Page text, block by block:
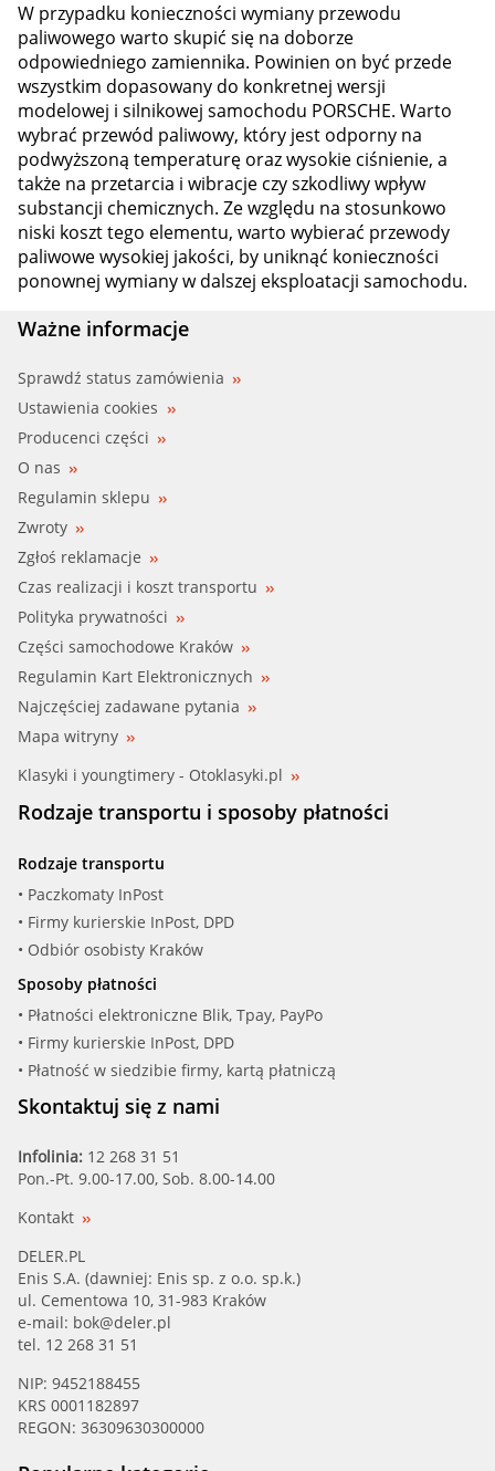
W przypadku konieczności wymiany przewodu
paliwowego warto skupić się na doborze
odpowiedniego zamiennika. Powinien on być przede
wszystkim dopasowany do konkretnej wersji
modelowej i silnikowej samochodu PORSCHE. Warto
wybrać przewód paliwowy, który jest odporny na
podwyższoną temperaturę oraz wysokie ciśnienie, a
także na przetarcia i wibracje czy szkodliwy wpływ
substancji chemicznych. Ze względu na stosunkowo
niski koszt tego elementu, warto wybierać przewody
paliwowe wysokiej jakości, by uniknąć konieczności
ponownej wymiany w dalszej eksploatacji samochodu.
Ważne informacje
Sprawdź status zamówienia
Ustawienia cookies
Producenci części
O nas
Regulamin sklepu
Zwroty
Zgłoś reklamacje
Czas realizacji i koszt transportu
Polityka prywatności
Części samochodowe Kraków
Regulamin Kart Elektronicznych
Najczęściej zadawane pytania
Mapa witryny
Klasyki i youngtimery - Otoklasyki.pl
Rodzaje transportu i sposoby płatności
Rodzaje transportu
• Paczkomaty InPost
• Firmy kurierskie InPost, DPD
• Odbiór osobisty Kraków
Sposoby płatności
• Płatności elektroniczne Blik, Tpay, PayPo
• Firmy kurierskie InPost, DPD
• Płatność w siedzibie firmy, kartą płatniczą
Skontaktuj się z nami
Infolinia: 12 268 31 51
Pon.-Pt. 9.00-17.00, Sob. 8.00-14.00
Kontakt
DELER.PL
Enis S.A. (dawniej: Enis sp. z o.o. sp.k.)
ul. Cementowa 10, 31-983 Kraków
e-mail: bok@deler.pl
tel. 12 268 31 51
NIP: 9452188455
KRS 0001182897
REGON: 36309630300000